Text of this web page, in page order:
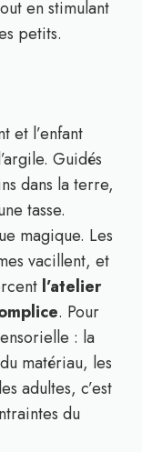
en stimulant
petits.
et l’enfant
Guidés
dans la terre,
tasse.
magique. Les
vacillent, et
l’atelier
. Pour
: la
matériau, les
adultes, c’est
du